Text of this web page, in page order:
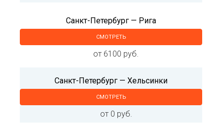
Санкт-Петербург — Рига
СМОТРЕТЬ
от 6100 руб.
Санкт-Петербург — Хельсинки
СМОТРЕТЬ
от 0 руб.